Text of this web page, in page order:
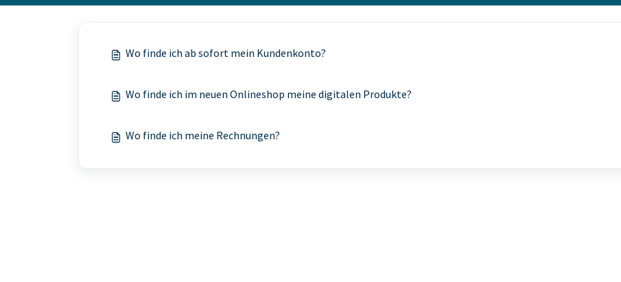
Wo finde ich ab sofort mein Kundenkonto?
Wo finde ich im neuen Onlineshop meine digitalen Produkte?
Wo finde ich meine Rechnungen?